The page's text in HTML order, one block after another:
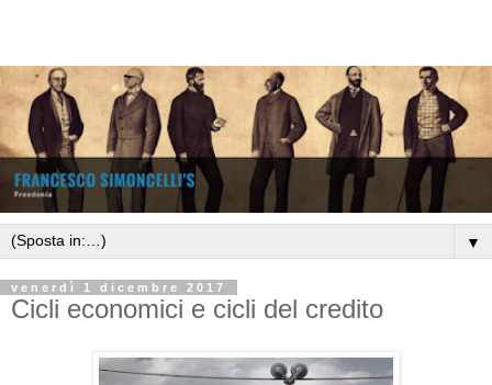
▼
venerdì 1 dicembre 2017
Cicli economici e cicli del credito